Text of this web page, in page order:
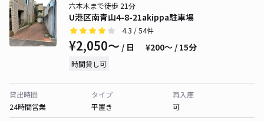
U港区南青山4-8-21akippa駐車場
六本木まで徒歩 21分
4.3 / 54件
¥2,050〜 / 日 ¥200〜 / 15分
時間貸し可
貸出時間
24時間営業
タイプ
平置き
再入庫
可